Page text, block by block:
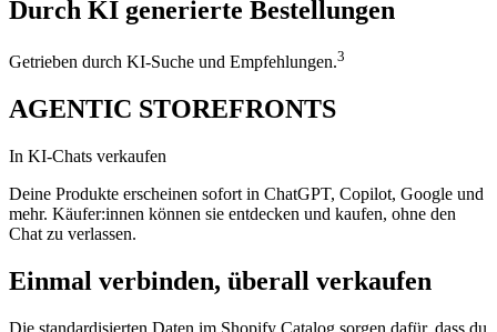
Durch KI generierte Bestellungen
Getrieben durch KI-Suche und Empfehlungen.3
AGENTIC STOREFRONTS
In KI-Chats verkaufen
Deine Produkte erscheinen sofort in ChatGPT, Copilot, Google und
mehr. Käufer:innen können sie entdecken und kaufen, ohne den
Chat zu verlassen.
Einmal verbinden, überall verkaufen
Die standardisierten Daten im Shopify Catalog sorgen dafür, dass du